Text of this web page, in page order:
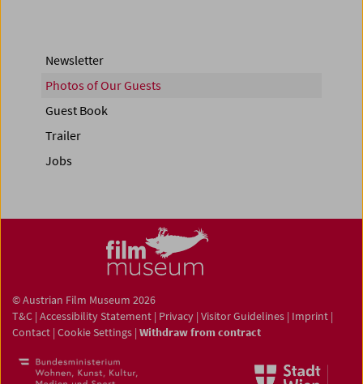
Newsletter
Photos of Our Guests
Guest Book
Trailer
Jobs
© Austrian Film Museum 2026
T&C | Accessibility Statement | Privacy | Visitor Guidelines | Imprint |
Contact | Cookie Settings | Withdraw from contract